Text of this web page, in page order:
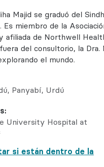
Panyabí Urdú
University Hospital at
si están dentro de la
Majid se graduó del
Es miembro de la
afiliada de Northwell
del consultorio, la Dra.
el mundo.